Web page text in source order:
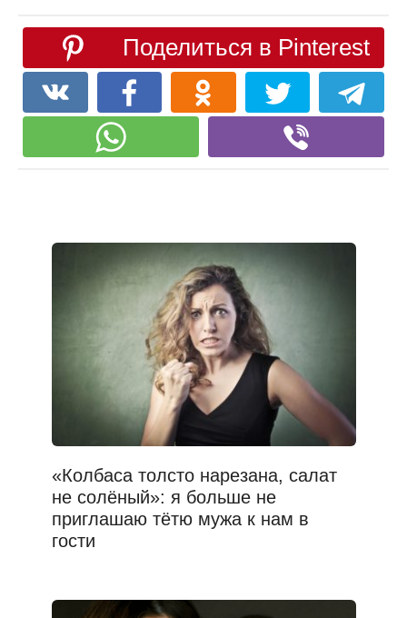
Поделиться в Pinterest
«Колбаса толсто нарезана, салат
не солёный»: я больше не
приглашаю тётю мужа к нам в
гости